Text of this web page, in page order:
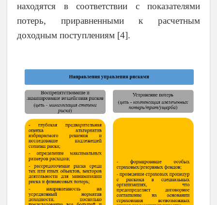
находятся в соответствии с показателями
потерь, приравненными к расчетным
доходным поступлениям [4].